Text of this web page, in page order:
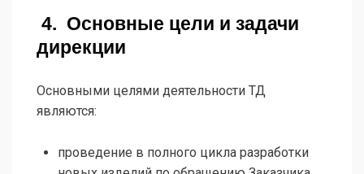
4. Основные цели и задачи
дирекции
Основными целями деятельности ТД
являются:
проведение в полного цикла разработки